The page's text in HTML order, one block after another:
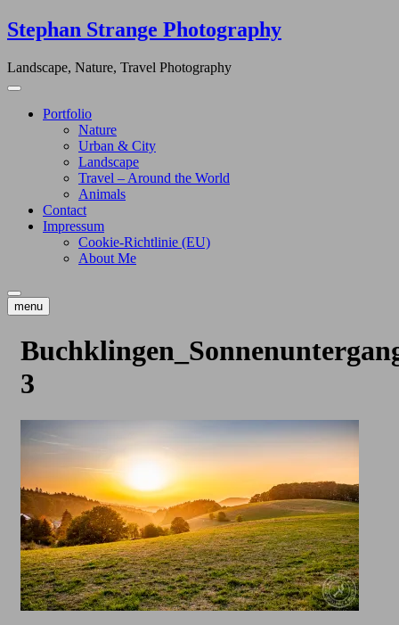
Skip
to
Stephan Strange Photography
Landscape, Nature, Travel Photography
Portfolio
Nature
Urban & City
Landscape
Travel – Around the World
Animals
Contact
Impressum
Cookie-Richtlinie (EU)
About Me
menu
3